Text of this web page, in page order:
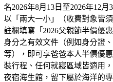
名2026年8月13日至2026年12
以「兩大一小」（收費對象皆
註欄填寫「2026父親節半價優
身分之有效文件（例如身分證
等），即可享爸爸本人半價優
裝行程、任何就寢區域皆適用
夜宿海生館，留下屬於海洋的